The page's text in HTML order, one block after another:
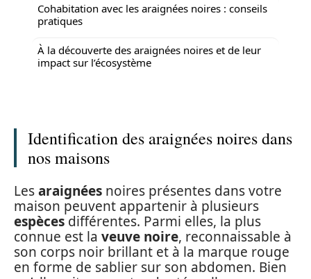
Cohabitation avec les araignées noires : conseils
pratiques
À la découverte des araignées noires et de leur
impact sur l’écosystème
Identification des araignées noires dans
nos maisons
Lesaraignées noires présentes dans votre
maison peuvent appartenir à plusieurs
espèces différentes. Parmi elles, la plus
connue est la veuve noire, reconnaissable à
son corps noir brillant et à la marque rouge
en forme de sablier sur son abdomen. Bien